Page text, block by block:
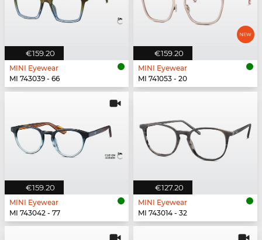
€159.20
MINI Eyewear
MI 743039 - 66
€159.20
MINI Eyewear
MI 741053 - 20
€159.20
MINI Eyewear
MI 743042 - 77
€127.20
MINI Eyewear
MI 743014 - 32